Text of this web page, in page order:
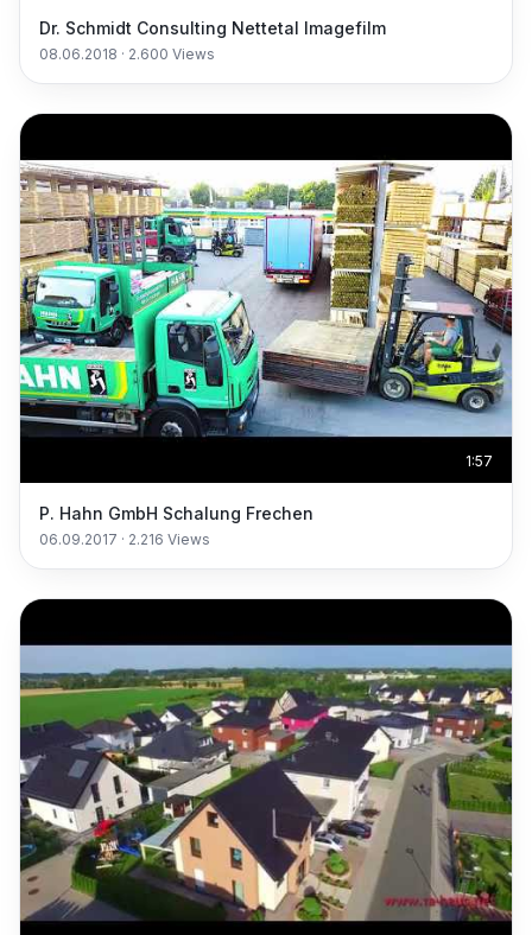
Dr. Schmidt Consulting Nettetal Imagefilm
08.06.2018 · 2.600 Views
1:57
P. Hahn GmbH Schalung Frechen
06.09.2017 · 2.216 Views